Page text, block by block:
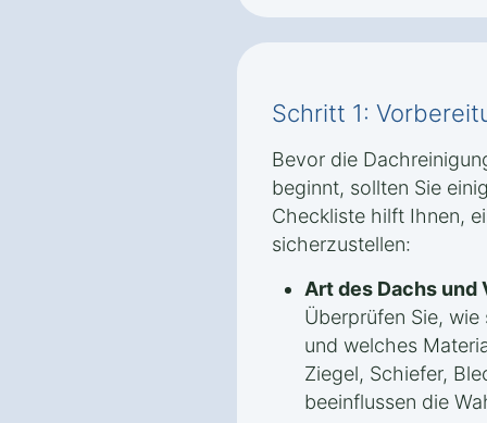
Schritt 1:
Bevor die
beginnt, sollten Sie
Checkliste hilft Ihnen,
sicherzustellen:
Art des Dachs
Überprüfen Sie,
und welches
Ziegel, Schiefer,
beeinflussen die